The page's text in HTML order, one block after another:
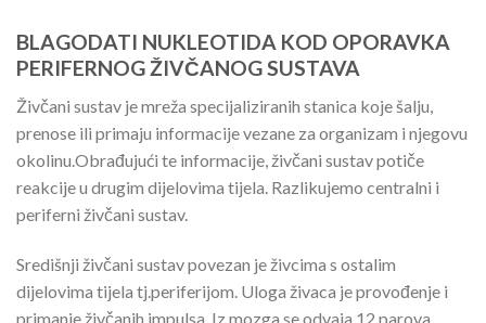
BLAGODATI NUKLEOTIDA KOD OPORAVKA
PERIFERNOG ŽIVČANOG SUSTAVA
Živčani sustav je mreža specijaliziranih stanica koje šalju,
prenose ili primaju informacije vezane za organizam i njegovu
okolinu.Obrađujući te informacije, živčani sustav potiče
reakcije u drugim dijelovima tijela. Razlikujemo centralni i
periferni živčani sustav.
Središnji živčani sustav povezan je živcima s ostalim
dijelovima tijela tj.periferijom. Uloga živaca je provođenje i
primanje živčanih impulsa. Iz mozga se odvaja 12 parova